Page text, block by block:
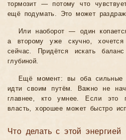
тормозит — потому что
ещё подумать. Это может
Или наоборот — один
а второму уже скучно,
сейчас. Придётся искать
глубиной.
Ещё момент: вы оба сильные
идти своим путём. Важно не
главнее, кто умнее. Если это
власть, хорошее может быстро
Что делать с этой энергией